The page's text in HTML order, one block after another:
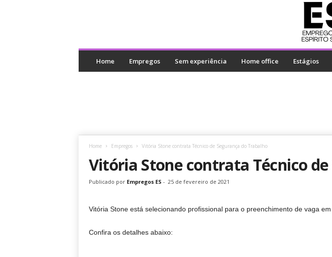
E
Home Empregos Sem experiência Home office Estágios
Home Empregos Vitória Stone contrata Técnico de Segurança do Trabalho
Vitória Stone contrata Técnico
Publicado por Empregos ES - 25 de fevereiro de 2021
Vitória Stone está selecionando profissional para o preenchimento de vaga
Confira os detalhes abaixo: